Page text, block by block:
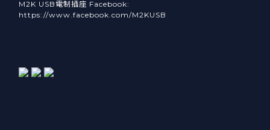
M2K USB電制插座 Facebook:
https://www.facebook.com/M2KUSB